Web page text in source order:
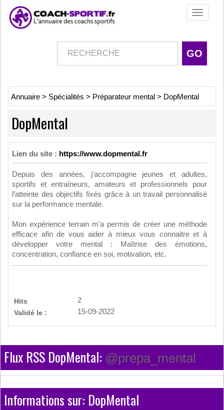
Toggle
Annuaire > Spécialités > Préparateur mental > DopMental
DopMental
Lien du site : https://www.dopmental.fr
Depuis des années, j'accompagne jeunes et adultes,
sportifs et entraîneurs, amateurs et professionnels pour
l’atteinte des objectifs fixés grâce à un travail personnalisé
sur la performance mentale.
Mon expérience terrain m'a permis de créer une méthode
efficace afin de vous aider à mieux vous connaitre et à
développer votre mental : Maîtrise des émotions,
concentration, confiance en soi, motivation, etc.
Hits
2
Validé le :
15-09-2022
Flux RSS DopMental: @prepa_mental
Informations sur: DopMental